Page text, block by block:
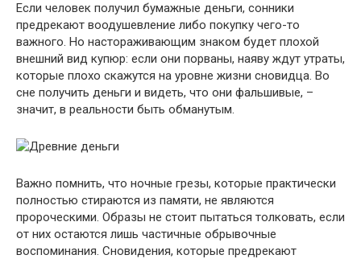
Если человек получил бумажные деньги, сонники
предрекают воодушевление либо покупку чего-то
важного. Но настораживающим знаком будет плохой
внешний вид купюр: если они порваны, наяву ждут утраты,
которые плохо скажутся на уровне жизни сновидца. Во
сне получить деньги и видеть, что они фальшивые, –
значит, в реальности быть обманутым.
Важно помнить, что ночные грезы, которые практически
полностью стираются из памяти, не являются
пророческими. Образы не стоит пытаться толковать, если
от них остаются лишь частичные обрывочные
воспоминания. Сновидения, которые предрекают